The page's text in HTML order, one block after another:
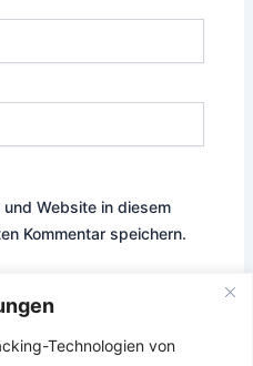
Technologien von
Website in diesem
Kommentar speichern.